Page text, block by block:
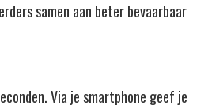
samen aan beter bevaarbaar
Via je smartphone geef je